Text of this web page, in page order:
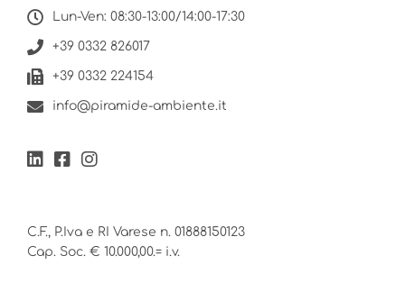
Lun-Ven: 08:30-13:00/14:00-17:30
+39 0332 826017
+39 0332 224154
info@piramide-ambiente.it
C.F., P.Iva e RI Varese n. 01888150123
Cap. Soc. € 10.000,00.= i.v.